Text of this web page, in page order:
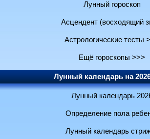
Лунный гороскоп
Асцендент (восходящий
Астрологические тесты
Ещё гороскопы >>>
Лунный календарь на
Лунный календарь
Определение пола
Лунный календарь